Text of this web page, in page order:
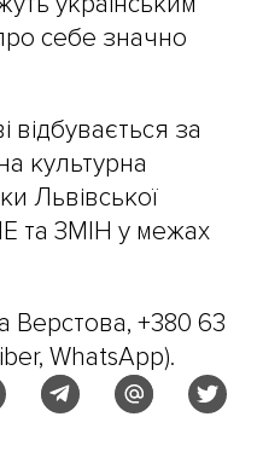
себе значно
за
культурна
Львівської
та ЗМІН у межах
Верстова, +380 63
WhatsApp).